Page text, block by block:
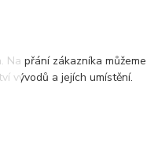
Na přání zákazníka můžeme
vývodů a jejích umístění.